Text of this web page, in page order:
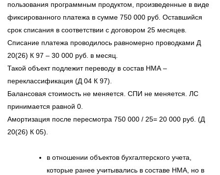
пользования программным продуктом, произведенные в виде
фиксированного платежа в сумме 750 000 руб. Оставшийся
срок списания в соответствии с договором 25 месяцев.
Списание платежа проводилось равномерно проводками Д
20(26) К 97 – 30 000 руб. в месяц.
Такой объект подлежит переводу в состав НМА –
переклассификация (Д 04 К 97).
Балансовая стоимость не меняется. СПИ не меняется. ЛС
принимается равной 0.
Амортизация после пересмотра 750 000 / 25= 20 000 руб. (Д
20(26) К 05).
в отношении объектов бухгалтерского учета,
которые ранее учитывались в составе НМА, но в